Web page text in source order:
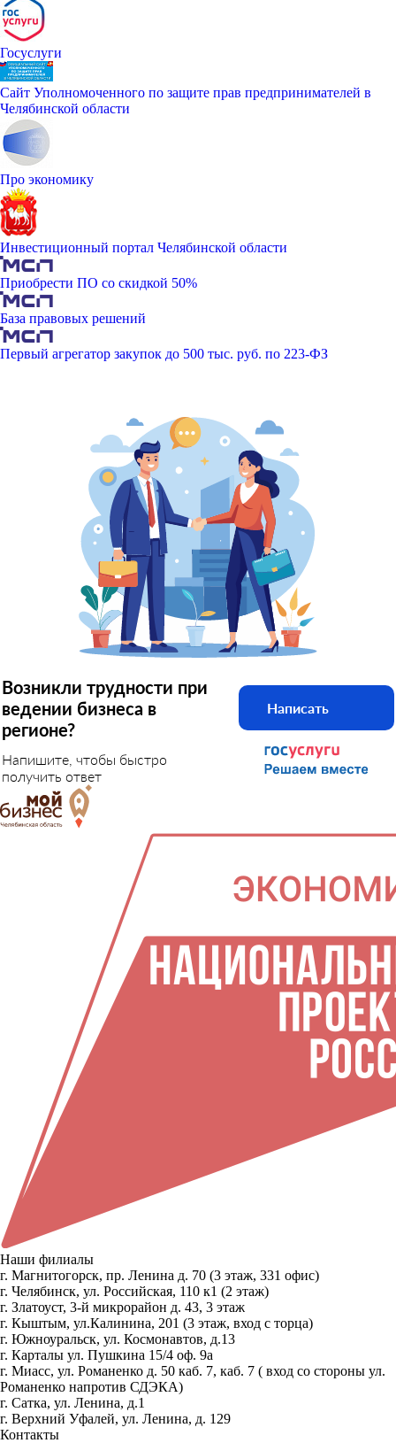
Госуслуги
Сайт Уполномоченного по защите прав предпринимателей в
Челябинской области
Про экономику
Инвестиционный портал Челябинской области
Приобрести ПО со скидкой 50%
База правовых решений
Первый агрегатор закупок до 500 тыс. руб. по 223-ФЗ
Возникли трудности при
ведении бизнеса в
регионе?
Напишите, чтобы быстро
получить ответ
Написать
Наши филиалы
г. Магнитогорск, пр. Ленина д. 70 (3 этаж, 331 офис)
г. Челябинск, ул. Российская, 110 к1 (2 этаж)
г. Златоуст, 3-й микрорайон д. 43, 3 этаж
г. Кыштым, ул.Калинина, 201 (3 этаж, вход с торца)
г. Южноуральск, ул. Космонавтов, д.13
г. Карталы ул. Пушкина 15/4 оф. 9а
г. Миасс, ул. Романенко д. 50 каб. 7, каб. 7 ( вход со стороны ул.
Романенко напротив СДЭКА)
г. Сатка, ул. Ленина, д.1
г. Верхний Уфалей, ул. Ленина, д. 129
Контакты